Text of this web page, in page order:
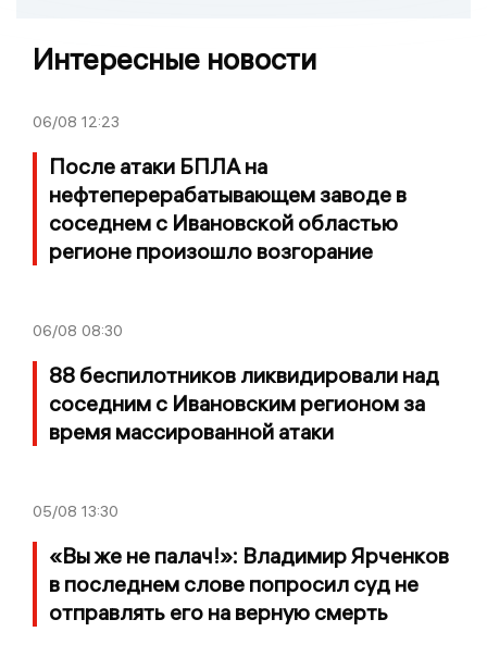
Интересные новости
06/08 12:23
После атаки БПЛА на
нефтеперерабатывающем заводе в
соседнем с Ивановской областью
регионе произошло возгорание
06/08 08:30
88 беспилотников ликвидировали над
соседним с Ивановским регионом за
время массированной атаки
05/08 13:30
«Вы же не палач!»: Владимир Ярченков
в последнем слове попросил суд не
отправлять его на верную смерть